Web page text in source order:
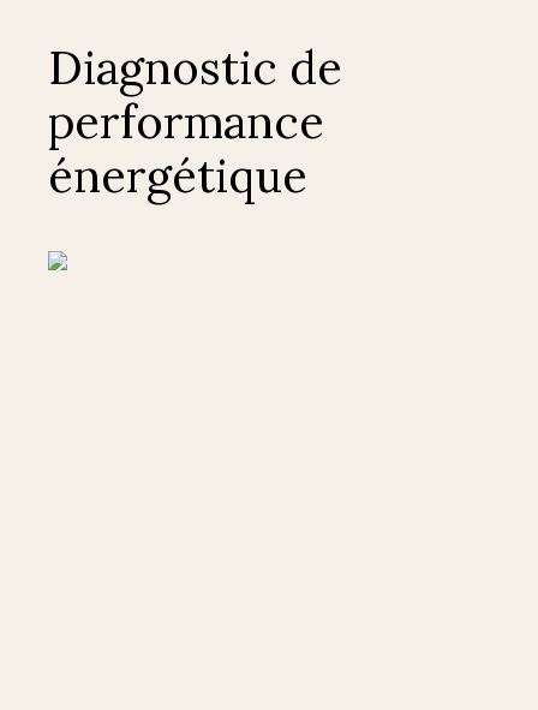
Diagnostic de
performance
énergétique